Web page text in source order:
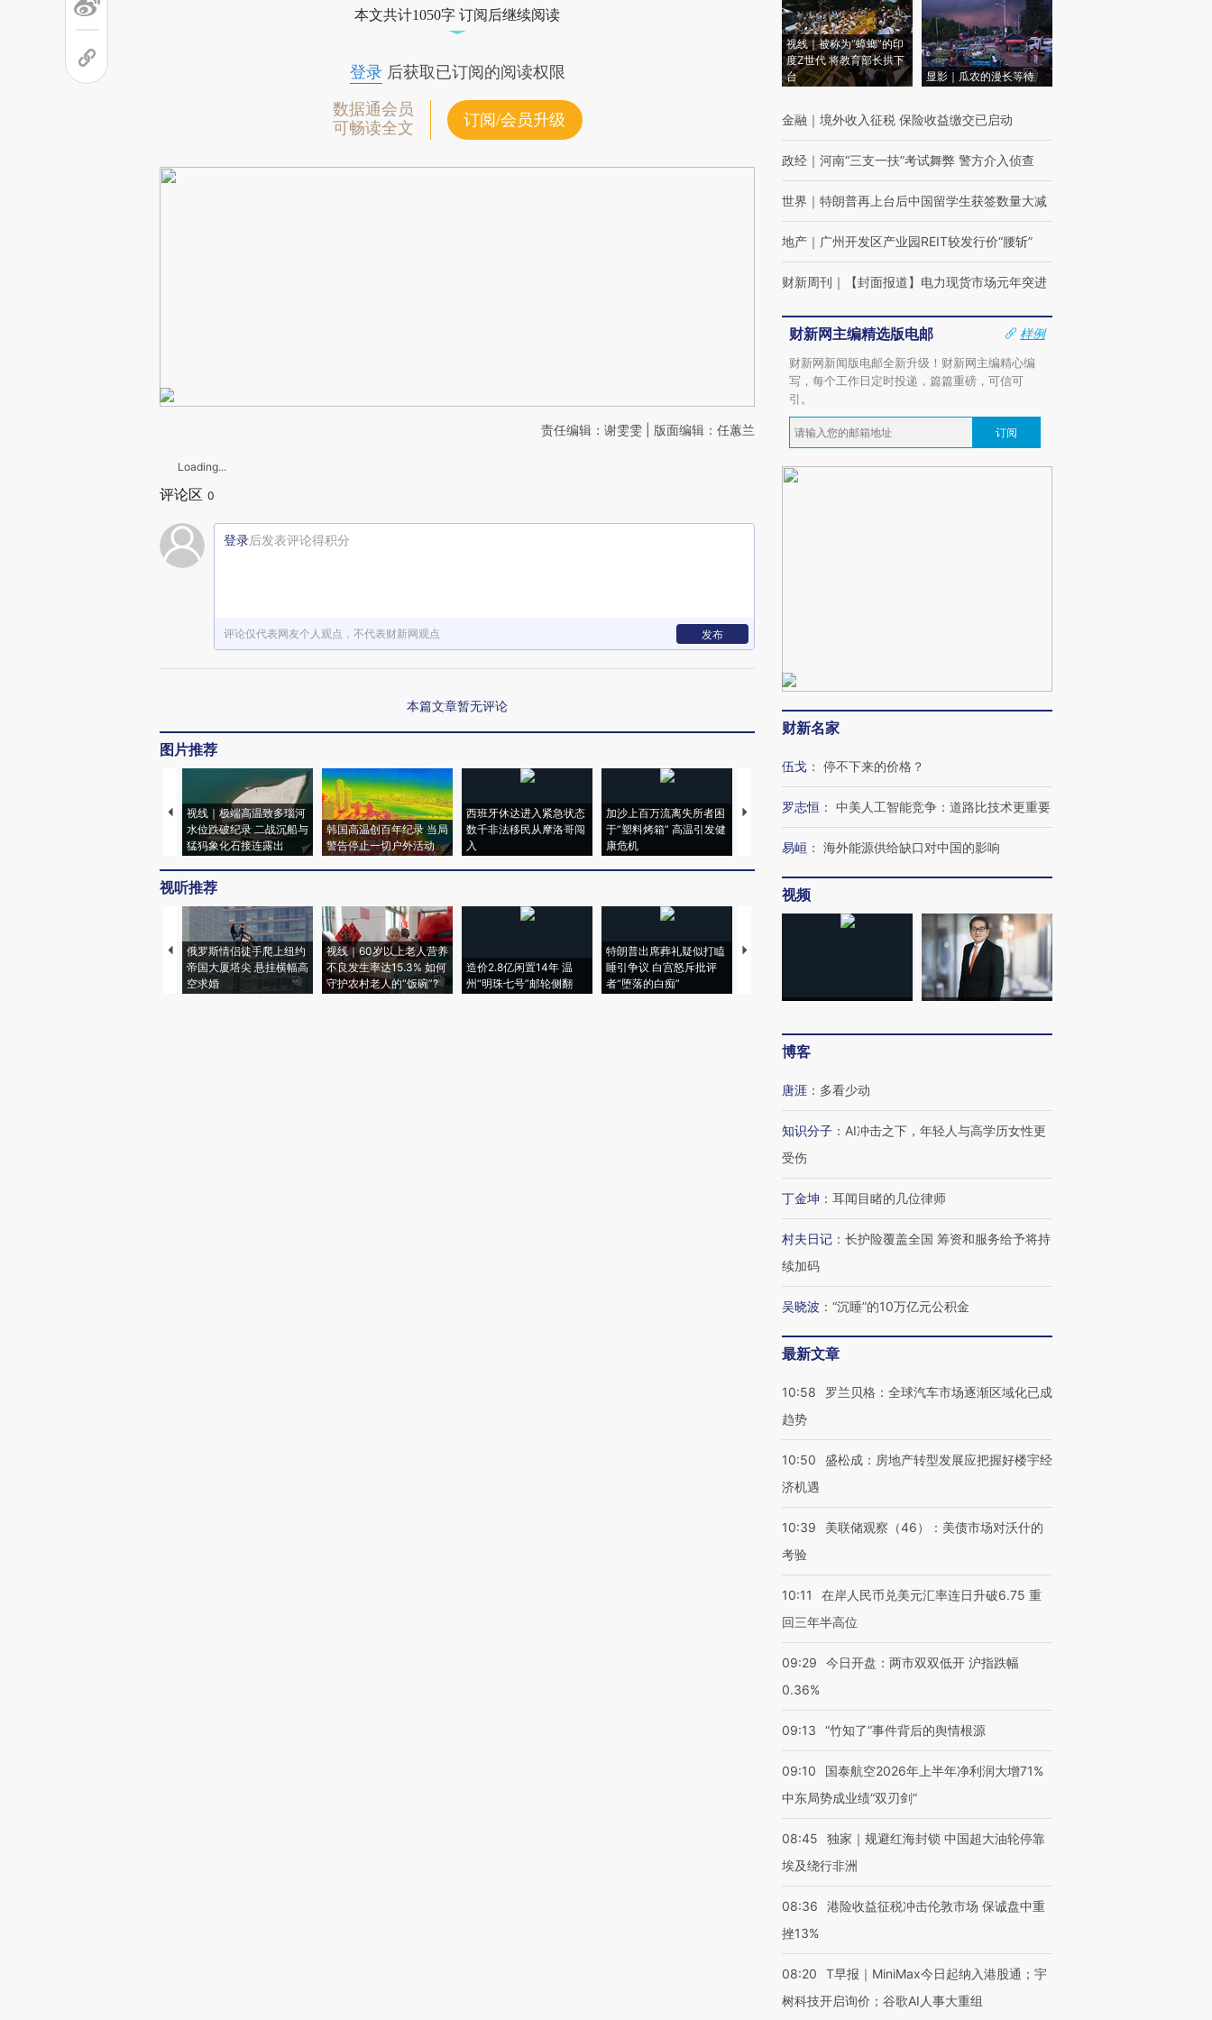
本文共计1050字 订阅后继续阅读
登录后获取已订阅的阅读权限
数据通会员
可畅读全文
订阅/会员升级
责任编辑：谢雯雯 | 版面编辑：任蕙兰
Loading...
评论区 0
登录后发表评论得积分
评论仅代表网友个人观点，不代表财新网观点 发布
本篇文章暂无评论
图片推荐
视线｜极端高温致多瑙河
水位跌破纪录 二战沉船与
猛犸象化石接连露出
韩国高温创百年纪录 当局
警告停止一切户外活动
西班牙休达进入紧急状态
数千非法移民从摩洛哥闯
入
加沙上百万流离失所者困
于“塑料烤箱” 高温引发健
康危机
马航飞行员跨国走私7万
粒摇头丸 尿检体内含3种
泽连斯基密集出访美英 索
要防空导弹“救急”
秘鲁纳斯卡观光飞机坠毁
视听推荐
俄罗斯情侣徒手爬上纽约
帝国大厦塔尖 悬挂横幅高
空求婚
视线｜60岁以上老人营养
不良发生率达15.3% 如何
守护农村老人的“饭碗”?
造价2.8亿闲置14年 温
州“明珠七号”邮轮侧翻
特朗普出席葬礼疑似打瞌
睡引争议 白宫怒斥批评
者“堕落的白痴”
视线｜全球最热百城独占
38岁梅西上演帽子戏法
阿根廷3-0阿尔及利亚
围棋失利的邓煜 两位菲尔
兹奖得主的“非天才”拼图
视线｜被称为“蟑螂”的印
度Z世代 将教育部长拱下
台
显影｜瓜农的漫长等待
金融 ｜ 境外收入征税 保险收益缴交已启动
政经 ｜ 河南“三支一扶”考试舞弊 警方介入侦查
世界 ｜ 特朗普再上台后中国留学生获签数量大减
地产 ｜ 广州开发区产业园REIT较发行价“腰斩”
财新周刊 ｜ 【封面报道】电力现货市场元年突进
财新网主编精选版电邮
样例
财新网新闻版电邮全新升级！财新网主编精心编
写，每个工作日定时投递，篇篇重磅，可信可
引。
订阅
财新名家
伍戈 ： 停不下来的价格？
罗志恒 ： 中美人工智能竞争：道路比技术更重要
易峘 ： 海外能源供给缺口对中国的影响
视频
博客
唐涯 ： 多看少动
知识分子 ： AI冲击之下，年轻人与高学历女性更
受伤
丁金坤 ： 耳闻目睹的几位律师
村夫日记 ： 长护险覆盖全国 筹资和服务给予将持
续加码
吴晓波 ： “沉睡”的10万亿元公积金
最新文章
10:58
罗兰贝格：全球汽车市场逐渐区域化已成
趋势
10:50
盛松成：房地产转型发展应把握好楼宇经
济机遇
10:39
美联储观察（46）：美债市场对沃什的
考验
10:11
在岸人民币兑美元汇率连日升破6.75 重
回三年半高位
09:29
今日开盘：两市双双低开 沪指跌幅
0.36%
09:13 “竹知了”事件背后的舆情根源
09:10
国泰航空2026年上半年净利润大增71%
中东局势成业绩“双刃剑”
08:45
独家｜规避红海封锁 中国超大油轮停靠
埃及绕行非洲
08:36
港险收益征税冲击伦敦市场 保诚盘中重
挫13%
08:20
T早报｜MiniMax今日起纳入港股通；宇
树科技开启询价；谷歌AI人事大重组